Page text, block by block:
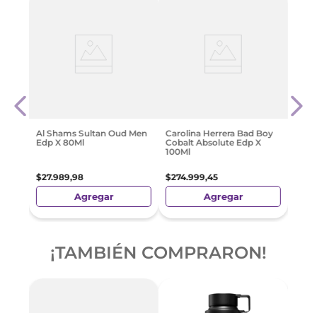
Al Shams Sultan Oud Men
Edp X 80Ml
$27.989,98
Agregar
Carolina Herrera Bad Boy
Cobalt Absolute Edp X
100Ml
$274.999,45
Agregar
¡TAMBIÉN COMPRARON!